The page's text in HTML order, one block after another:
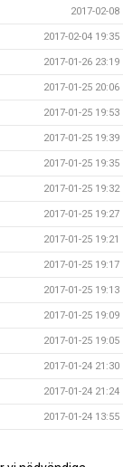
2017-02-08
2017-02-04 19:35
2017-01-26 23:19
2017-01-25 20:06
2017-01-25 19:53
2017-01-25 19:39
2017-01-25 19:35
2017-01-25 19:32
2017-01-25 19:27
2017-01-25 19:21
2017-01-25 19:17
2017-01-25 19:13
2017-01-25 19:09
2017-01-25 19:05
2017-01-24 21:30
2017-01-24 21:24
2017-01-24 13:55